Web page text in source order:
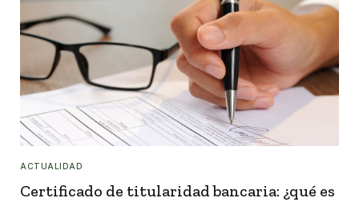
ACTUALIDAD
Certificado de titularidad bancaria: ¿qué es